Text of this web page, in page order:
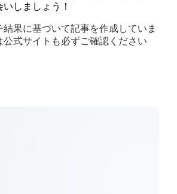
しましょう！
果に基づいて記事を作成していま
公式サイトも必ずご確認ください